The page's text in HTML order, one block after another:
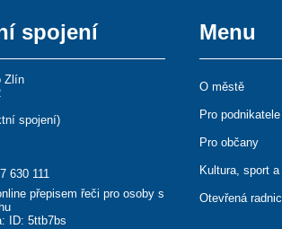
spojení
Zlín
spojení)
630 111
přepisem řeči pro osoby s
ID: 5ttb7bs
Menu
O městě
Pro podnikatele
Pro občany
Kultura, sport
Otevřená